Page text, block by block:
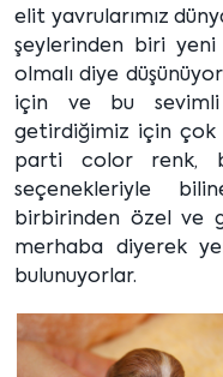
elit yavrularımız
şeylerinden biri yeni
olmalı diye
için ve bu sevimli
getirdiğimiz için çok
parti color renk,
seçenekleriyle
birbirinden özel ve
merhaba diyerek
bulunuyorlar.